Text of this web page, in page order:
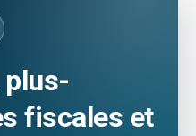
plus-
fiscales et